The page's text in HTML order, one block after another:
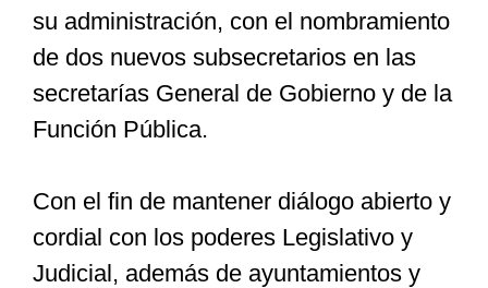
Nacional
Opinión
Nosotros
su administración, con el nombramiento
de dos nuevos subsecretarios en las
secretarías General de Gobierno y de la
Función Pública.
Con el fin de mantener diálogo abierto y
cordial con los poderes Legislativo y
Judicial, además de ayuntamientos y